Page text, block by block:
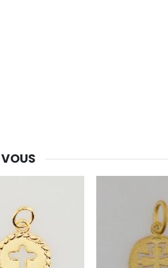
€9.60
€12.00